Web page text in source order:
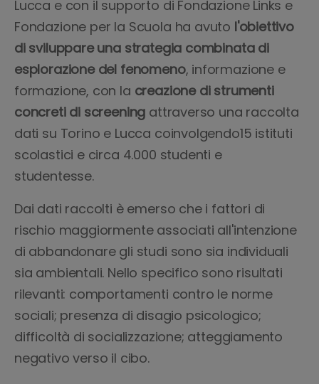
Lucca e con il supporto di Fondazione Links e
Fondazione per la Scuola ha avuto l'obiettivo
di sviluppare una strategia combinata di
esplorazione del fenomeno, informazione e
formazione, con la creazione di strumenti
concreti di screening attraverso una raccolta
dati su Torino e Lucca coinvolgendo15 istituti
scolastici e circa 4.000 studenti e
studentesse.
Dai dati raccolti è emerso che i fattori di
rischio maggiormente associati all'intenzione
di abbandonare gli studi sono sia individuali
sia ambientali. Nello specifico sono risultati
rilevanti: comportamenti contro le norme
sociali; presenza di disagio psicologico;
difficoltà di socializzazione; atteggiamento
negativo verso il cibo.